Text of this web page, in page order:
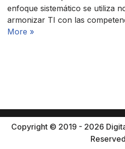
enfoque sistemático se utiliza
armonizar TI con las
More »
Copyright © 2019 - 2026